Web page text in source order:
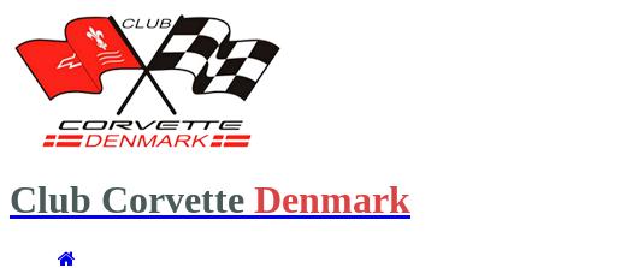
Club Corvette Denmark